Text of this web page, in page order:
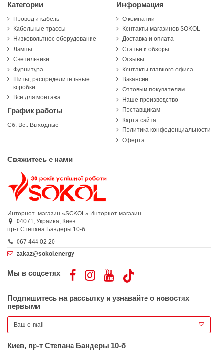
Категории
Провод и кабель
Кабельные трассы
Низковольтное оборудование
Лампы
Светильники
Фурнитура
Щиты, распределительные
коробки
Все для монтажа
График работы
Сб.-Вс.: Выходные
Информация
О компании
Контакты магазинов SOKOL
Доставка и оплата
Статьи и обзоры
Отзывы
Контакты главного офиса
Вакансии
Оптовым покупателям
Наше производство
Поставщикам
Карта сайта
Политика конфеденциальности
Оферта
Свяжитесь с нами
Интернет- магазин «SOKOL» Интернет магазин
04071, Украина, Киев
пр-т Степана Бандеры 10-б
067 444 02 20
zakaz@sokol.energy
Мы в соцсетях
Подпишитесь на рассылку и узнавайте о новостях
первыми
Киев, пр-т Степана Бандеры 10-б